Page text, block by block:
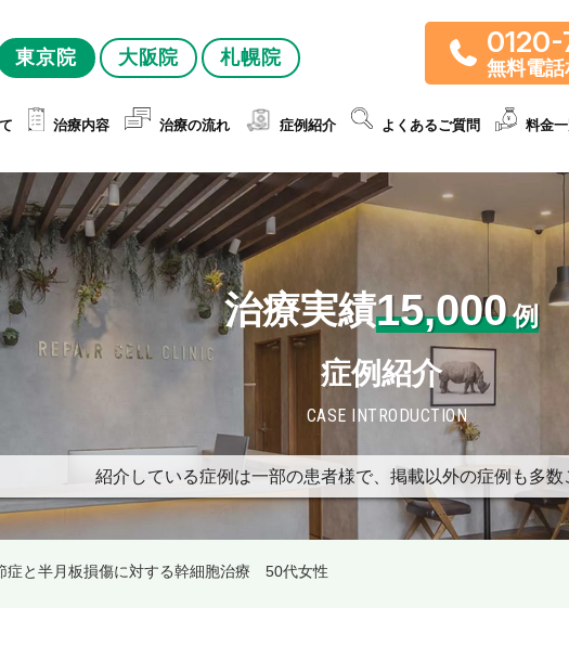
東京院 大阪院 札幌院 無料電
治療内容 治療の流れ 症例紹介 よくあるご質問 料金
治療実績15,000例
症例紹介
CASE INTRODUCTION
紹介している症例は一部の患者様で、掲載以外の症例も多数
症と半月板損傷に対する幹細胞治療 50代女性